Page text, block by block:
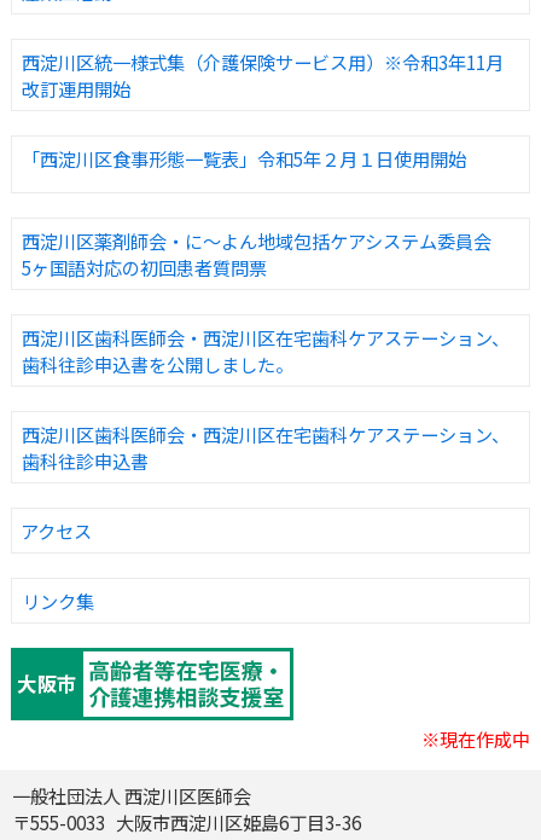
西淀川区統一様式集（介護保険サービス用）※令和3年11月
改訂運用開始
「西淀川区食事形態一覧表」令和5年２月１日使用開始
西淀川区薬剤師会・に〜よん地域包括ケアシステム委員会
5ヶ国語対応の初回患者質問票
西淀川区歯科医師会・西淀川区在宅歯科ケアステーション、
歯科往診申込書を公開しました。
西淀川区歯科医師会・西淀川区在宅歯科ケアステーション、
歯科往診申込書
アクセス
リンク集
※現在作成中
一般社団法人 西淀川区医師会
〒555-0033 大阪市西淀川区姫島6丁目3-36